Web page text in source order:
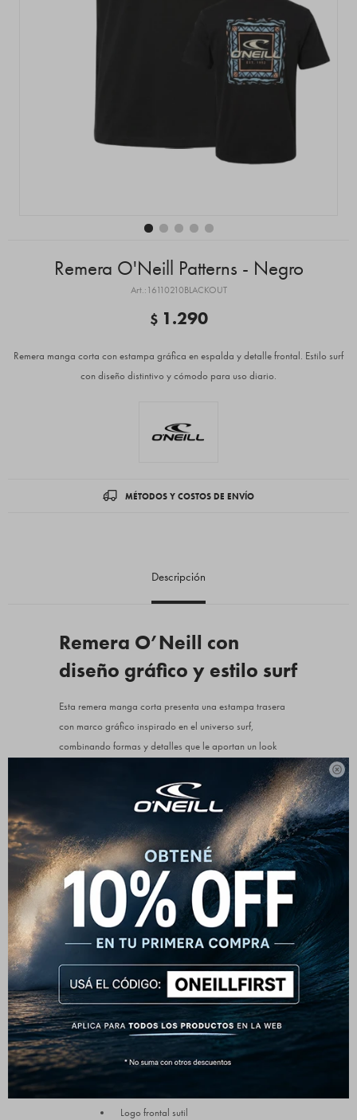

Remera O'Neill Patterns - Negro
16110210BLACKOUT
$ 1.290
Remera manga corta con estampa gráfica en espalda y detalle frontal. Estilo surf
con diseño distintivo y cómodo para uso diario.
MÉTODOS Y COSTOS DE ENVÍO
Descripción
Remera O’Neill con
diseño gráfico y estilo surf
Esta remera manga corta presenta una estampa trasera
con marco gráfico inspirado en el universo surf,
combinando formas y detalles que le aportan un look
original y llamativo. En el frente, incorpora un pequeño
logo que mantiene el equilibrio visual.
Comodidad y frescura para el día a día
Confeccionada en algodón suave, brinda una sensación
liviana y agradable durante todo el uso. Su calce cómodo
permite moverse con libertad y adaptarse fácilmente a
distintos estilos.
Un básico con diseño diferencial
Ideal para quienes buscan una prenda versátil pero con
personalidad. Su gráfica trasera la convierte en
protagonista, mientras que su diseño limpio permite
integrarla sin esfuerzo a cualquier outfit.
Logo frontal sutil